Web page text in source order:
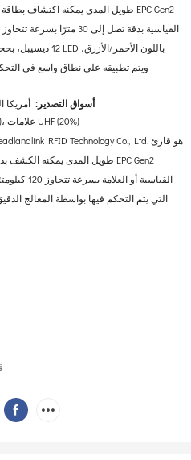
ويتم تطبيقه على نطاق واسع في
أسواق التصدير: أمريكا الجنوبية
قارئات UHF RFID (80%)، علامات UHF (20%)
القياسية
التي يتم التحكم فيها بواسطة المعالج